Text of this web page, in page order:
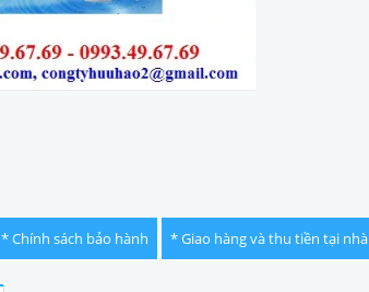
* Chính sách bảo hành * Giao hàng và thu tiền tại nhà